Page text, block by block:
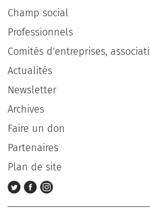
Champ social
Professionnels
Comités d'entreprises,
Actualités
Newsletter
Archives
Faire un don
Partenaires
Plan de site